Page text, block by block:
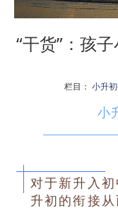
“干货”：孩
栏目： 小升
小
对于新升入
升初的衔接